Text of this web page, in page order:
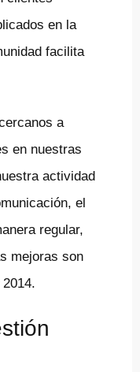
en la
facilita
a
en nuestras
actividad
el
regular,
mejoras son